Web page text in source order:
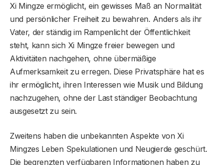
Xi Mingze ermöglicht, ein gewisses Maß an Normalität
und persönlicher Freiheit zu bewahren. Anders als ihr
Vater, der ständig im Rampenlicht der Öffentlichkeit
steht, kann sich Xi Mingze freier bewegen und
Aktivitäten nachgehen, ohne übermäßige
Aufmerksamkeit zu erregen. Diese Privatsphäre hat es
ihr ermöglicht, ihren Interessen wie Musik und Bildung
nachzugehen, ohne der Last ständiger Beobachtung
ausgesetzt zu sein.
Zweitens haben die unbekannten Aspekte von Xi
Mingzes Leben Spekulationen und Neugierde geschürt.
Die begrenzten verfügbaren Informationen haben zu